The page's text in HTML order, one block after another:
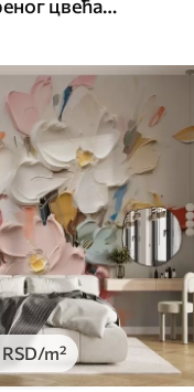
Апстрактно поље шареног цвећа са дугим стабљикама и зеленим листовима, текстурирано, пастелно, светло
RSD/m²